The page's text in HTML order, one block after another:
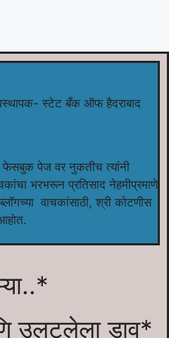
स्टेट बँक ऑफ हैदराबाद
फेसबुक पेज वर नुकतीच त्यांनी
भरभरून प्रतिसाद नेहमीप्रमाणे
वाचकांसाठी, श्री कोटणीस
उलटलेला डाव*